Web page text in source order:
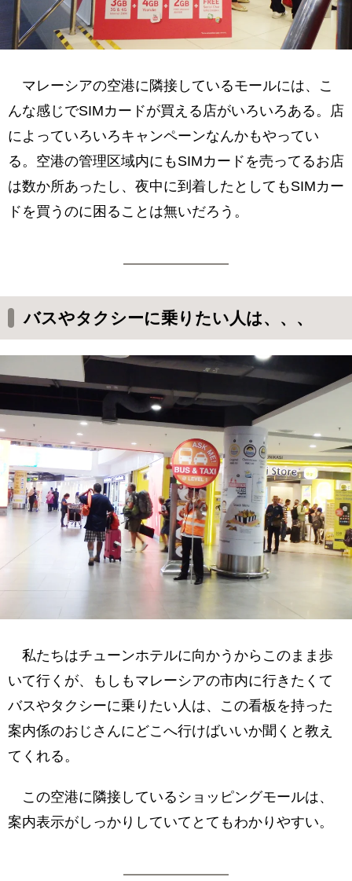
マレーシアの空港に隣接しているモールには、こ
んな感じでSIMカードが買える店がいろいろある。店
によっていろいろキャンペーンなんかもやってい
る。空港の管理区域内にもSIMカードを売ってるお店
は数か所あったし、夜中に到着したとしてもSIMカー
ドを買うのに困ることは無いだろう。
バスやタクシーに乗りたい人は、、、
私たちはチューンホテルに向かうからこのまま歩
いて行くが、もしもマレーシアの市内に行きたくて
バスやタクシーに乗りたい人は、この看板を持った
案内係のおじさんにどこへ行けばいいか聞くと教え
てくれる。
この空港に隣接しているショッピングモールは、
案内表示がしっかりしていてとてもわかりやすい。